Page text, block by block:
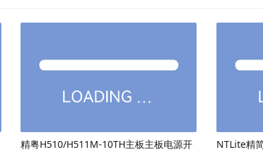
精粤H510/H511M-10TH主板主板电源开
NTLite精